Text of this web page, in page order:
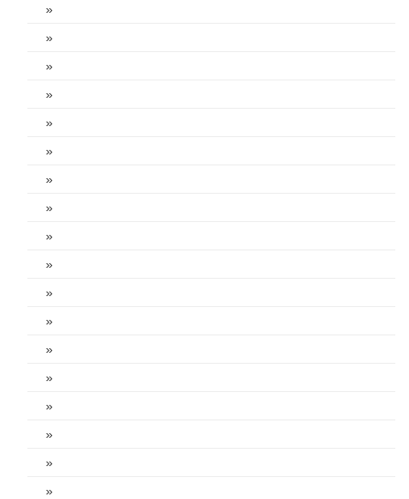
»
»
»
»
»
»
»
»
»
»
»
»
»
»
»
»
»
»